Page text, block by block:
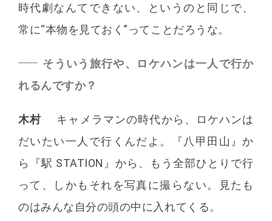
時代劇なんてできない、というのと同じで、
常に“本物を見ておく”ってことだろうな。
そういう旅行や、ロケハンは一人で行か
れるんですか？
木村
キャメラマンの時代から、ロケハンは
だいたい一人で行くんだよ。『八甲田山』か
ら『駅 STATION』から、もう全部ひとりで行
って、しかもそれを写真に撮らない。見たも
のはみんな自分の頭の中に入れてくる。